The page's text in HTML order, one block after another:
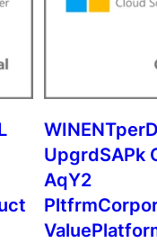
UpgrdSAPk
AqY2